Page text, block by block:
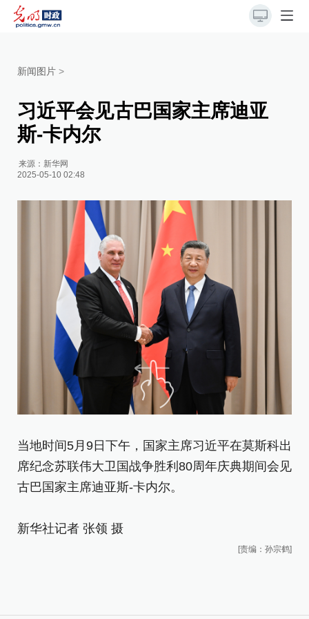
新闻图片 >
习近平会见古巴国家主席迪亚
斯-卡内尔
来源： 新华网
2025-05-10 02:48
当地时间5月9日下午，国家主席习近平在莫斯科出
席纪念苏联伟大卫国战争胜利80周年庆典期间会见
古巴国家主席迪亚斯-卡内尔。
新华社记者 张领 摄
[责编：孙宗鹤]